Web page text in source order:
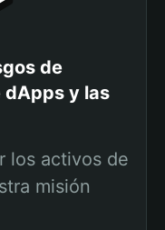
de
dApps y las
los activos de
misión